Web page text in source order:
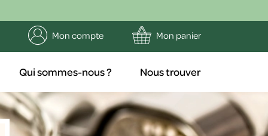
Mon compte Mon panier
Qui sommes-nous ? Nous trouver